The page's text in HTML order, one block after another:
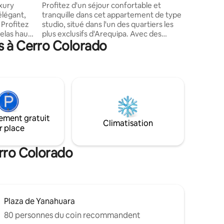
haut
avec
à
les
les
et
Profitez d'un séjour confortable et
tranquille dans cet appartement de type
studio, situé dans l'un des quartiers les
plus exclusifs d'Arequipa. Avec des
espaces intégrés, idéal pour les couples
ou les voyageurs d'affaires qui
pour vos moments de repos. De plus,
l'immeuble dispose d'une sécurité
24h/24 et d'espaces communs bien
entretenus, garantissant une expérience
à Cerro Colorado
gratuit
place
Climatisation
Colorado
Plaza de Yanahuara
80 personnes du coin recommandent